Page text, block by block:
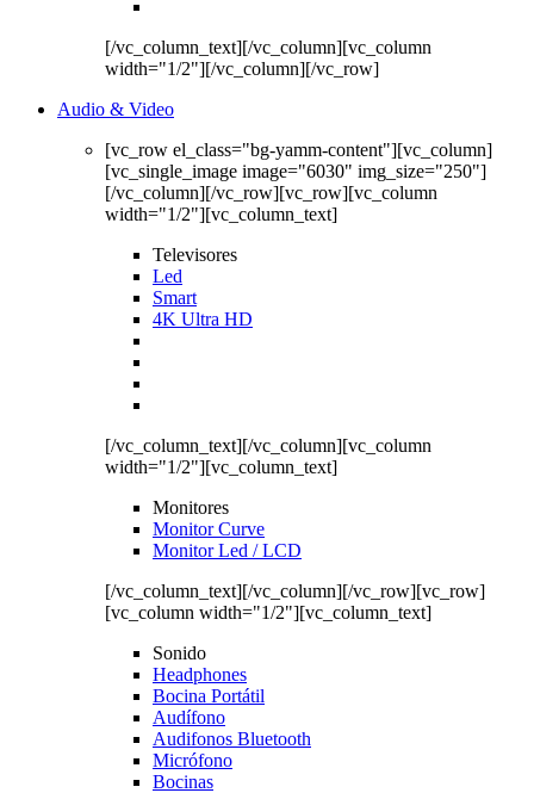
[/vc_column_text][/vc_column][vc_column
width="1/2"][/vc_column][/vc_row]
Audio & Video
[vc_row el_class="bg-yamm-content"][vc_column]
[vc_single_image image="6030" img_size="250"]
[/vc_column][/vc_row][vc_row][vc_column
width="1/2"][vc_column_text]
Televisores
Led
Smart
4K Ultra HD
[/vc_column_text][/vc_column][vc_column
width="1/2"][vc_column_text]
Monitores
Monitor Curve
Monitor Led / LCD
[/vc_column_text][/vc_column][/vc_row][vc_row]
[vc_column width="1/2"][vc_column_text]
Sonido
Headphones
Bocina Portátil
Audífono
Audifonos Bluetooth
Micrófono
Bocinas